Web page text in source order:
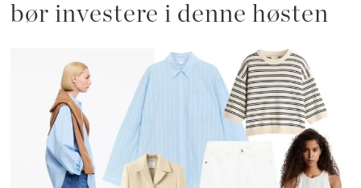
bør investere i denne høsten